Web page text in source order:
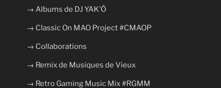
→ Albums de DJ YAK’Ô
→ Classic On MAO Project #CMAOP
→ Collaborations
→ Remix de Musiques de Vieux
→ Retro Gaming Music Mix #RGMM